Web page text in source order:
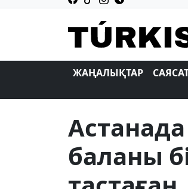
ЖАҢАЛЫҚТАР
баланы